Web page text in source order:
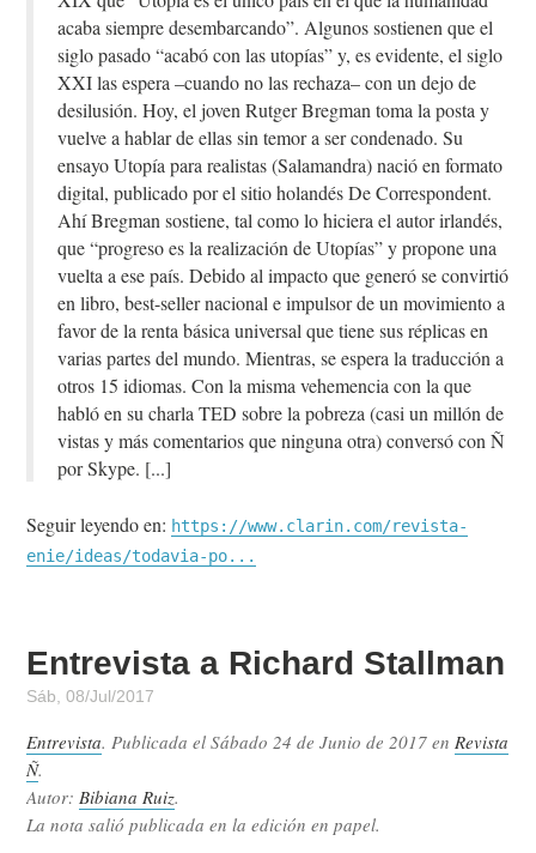
acaba siempre desembarcando”. Algunos sostienen que el
siglo pasado “acabó con las utopías” y, es evidente, el siglo
XXI las espera –cuando no las rechaza– con un dejo de
desilusión. Hoy, el joven Rutger Bregman toma la posta y
vuelve a hablar de ellas sin temor a ser condenado. Su
ensayo Utopía para realistas (Salamandra) nació en formato
digital, publicado por el sitio holandés De Correspondent.
Ahí Bregman sostiene, tal como lo hiciera el autor irlandés,
que “progreso es la realización de Utopías” y propone una
vuelta a ese país. Debido al impacto que generó se convirtió
en libro, best-seller nacional e impulsor de un movimiento a
favor de la renta básica universal que tiene sus réplicas en
varias partes del mundo. Mientras, se espera la traducción a
otros 15 idiomas. Con la misma vehemencia con la que
habló en su charla TED sobre la pobreza (casi un millón de
vistas y más comentarios que ninguna otra) conversó con Ñ
por Skype.
Seguir leyendo en: https://www.clarin.com/revista-
enie/ideas/todavia-po...
Entrevista a Richard Stallman
Sáb, 08/Jul/2017
Entrevista. Publicada elSábado 24 de Junio de 2017 enRevista
Ñ.
Autor:Bibiana Ruiz.
La nota salió publicada en la edición en papel.